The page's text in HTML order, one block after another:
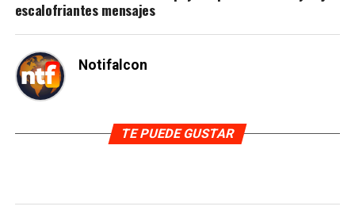
escalofriantes mensajes
Notifalcon
TE PUEDE GUSTAR